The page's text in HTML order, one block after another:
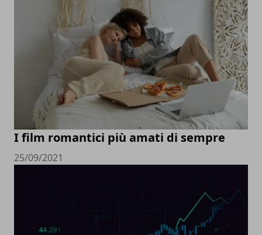
I film romantici più amati di sempre
25/09/2021